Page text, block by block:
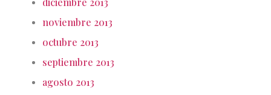
noviembre 2013
octubre 2013
septiembre 2013
agosto 2013